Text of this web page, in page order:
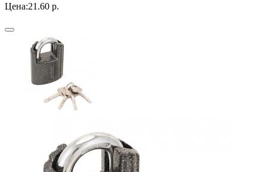
Цена:21.60 р.